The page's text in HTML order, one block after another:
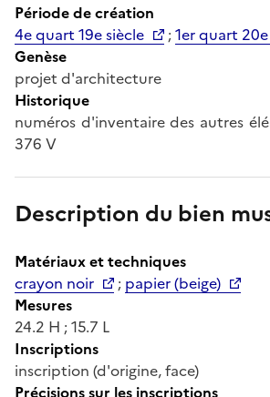
Période de création
4e quart 19e siècle
;1er quart
Genèse
projet d'architecture
Historique
numéros d'inventaire des autres
376 V
Description du bien
Matériaux et techniques
crayon noir
; papier (beige)
Mesures
24.2 H ; 15.7 L
Inscriptions
inscription (d'origine, face)
Précisions sur les inscriptions